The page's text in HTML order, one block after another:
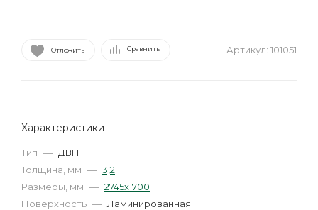
Отложить Сравнить Артикул: 101051
Характеристики
Тип — ДВП
Толщина, мм — 3,2
Размеры, мм — 2745х1700
Поверхность — Ламинированная